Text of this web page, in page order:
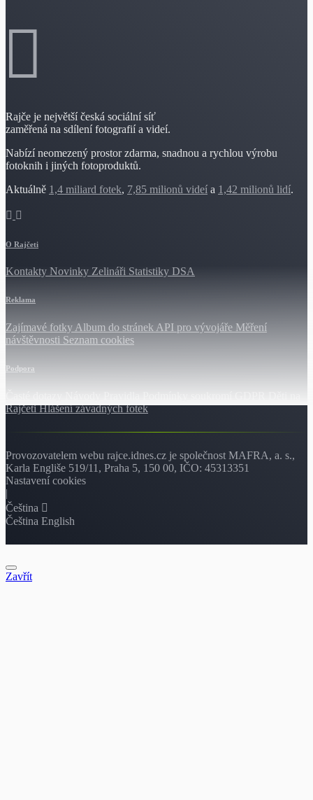
Rajče je největší česká sociální síť
zaměřená na sdílení fotografií a videí.
Nabízí neomezený prostor zdarma, snadnou a rychlou výrobu
fotoknih i jiných fotoproduktů.
Aktuálně 1,4 miliard fotek, 7,85 milionů videí a 1,42 milionů lidí.
O Rajčeti
Kontakty Novinky Zelináři Statistiky DSA
Reklama
Zajímavé fotkyAlbum do stránekAPI pro vývojáře Měření
návštěvnosti Seznam cookies
Podpora
RajčetiHlášení závadných fotek
Provozovatelem webu rajce.idnes.cz je společnost MAFRA, a. s.,
Karla Engliše 519/11, Praha 5, 150 00, IČO: 45313351
Nastavení cookies
|
Čeština
Čeština English
Zavřít